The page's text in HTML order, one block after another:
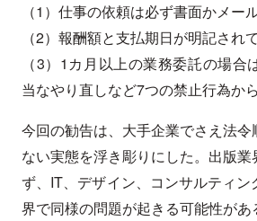
（1）仕事の依頼は必ず書面かメー
（2）報酬額と支払期日が明記され
（3）1カ月以上の業務委託の場合
当なやり直しなど7つの禁止行為か
今回の勧告は、大手企業でさえ法
ない実態を浮き彫りにした。出版
ず、IT、デザイン、コンサルティン
界で同様の問題が起きる可能性があ